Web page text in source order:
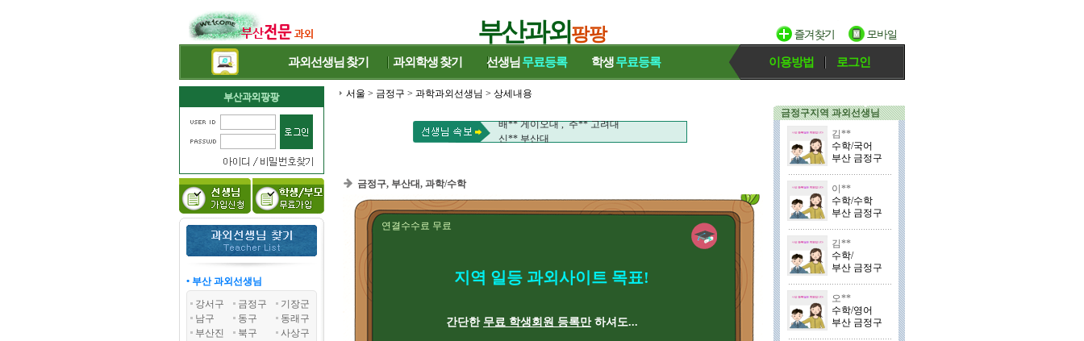
부산과외팡팡
과외선생님 찾기 과외학생찾기 선생님 무료등록 학생무료등록 이용방법 로그인
• 부산 과외선생님
강서구
금정구
기장군
남구
동구
동래구
부산진
북구
사상구
서울 > 금정구 > 과학과외선생님 > 상세내용
배** 게이오대 , 주** 고려대
신** 부산대
금정구, 부산대, 과학/수학
연결수수료 무료
지역 일등 과외사이트 목표!
간단한 무료 학생회원 등록만하셔도...
금정구지역 과외선생님
김**
수학/국어
부산 금정구
이**
수학/수학
부산 금정구
김**
수학/
부산 금정구
오**
수학/영어
부산 금정구